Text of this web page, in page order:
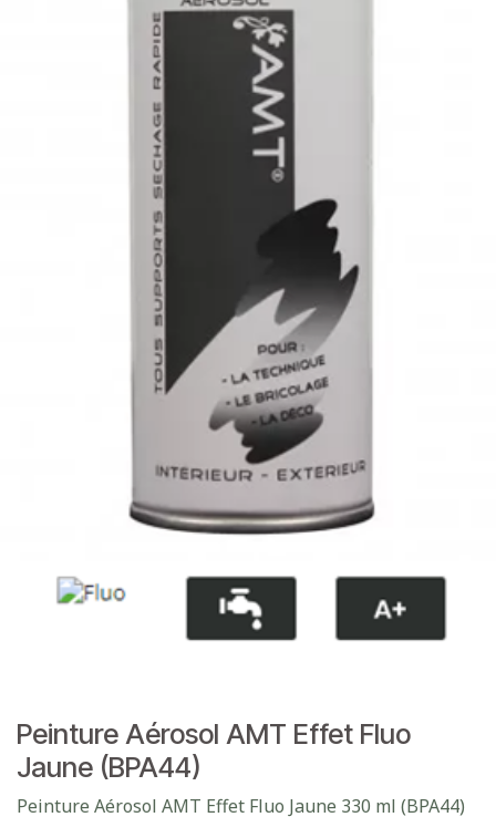
Peinture Aérosol AMT Effet Fluo
Jaune (BPA44)
Peinture Aérosol AMT Effet Fluo Jaune 330 ml (BPA44)